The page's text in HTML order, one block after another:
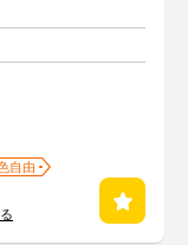
自由